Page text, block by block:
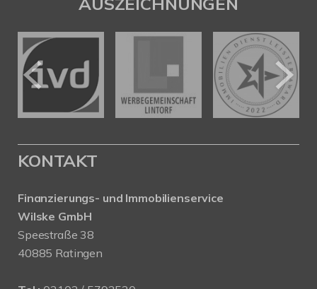
KONTAKT
Finanzierungs- und Immobilienservice
Wilske GmbH
Speestraße 38
40885 Ratingen